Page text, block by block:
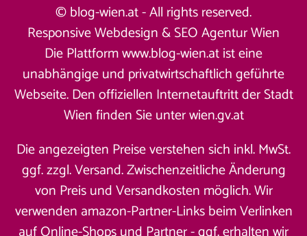
© blog-wien.at - All rights reserved.
Responsive Webdesign &SEO Agentur Wien
Die Plattform www.blog-wien.at ist eine
unabhängige und privatwirtschaftlich geführte
Webseite. Den offiziellen Internetauftritt der Stadt
Wien finden Sie unterwien.gv.at
Die angezeigten Preise verstehen sich inkl. MwSt.
ggf. zzgl. Versand. Zwischenzeitliche Änderung
von Preis und Versandkosten möglich. Wir
verwenden amazon-Partner-Links beim Verlinken